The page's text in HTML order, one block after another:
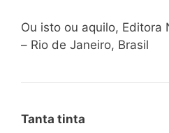
Ou isto ou aquilo, Editora
– Rio de Janeiro, Brasil
Tanta tinta